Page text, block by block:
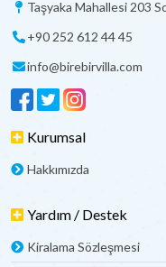
Taşyaka Mahallesi 203
+90 252 612 44 45
info@birebirvilla.com
Kurumsal
Hakkımızda
Yardım / Destek
Kiralama Sözleşmesi